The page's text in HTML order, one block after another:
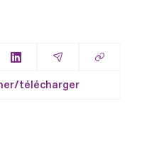
Facebook
sur X
Partager sur LinkedIn
Partager par
Copier
télécharger